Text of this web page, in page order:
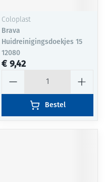
Coloplast
Brava
Huidreinigingsdoekjes 15
12080
€ 9,42
Bestel